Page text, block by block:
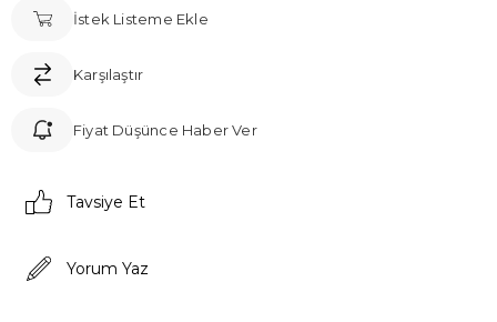
İstek Listeme Ekle
Karşılaştır
Fiyat Düşünce Haber Ver
Tavsiye Et
Yorum Yaz